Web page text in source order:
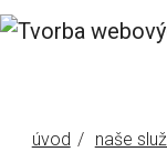
úvod naše